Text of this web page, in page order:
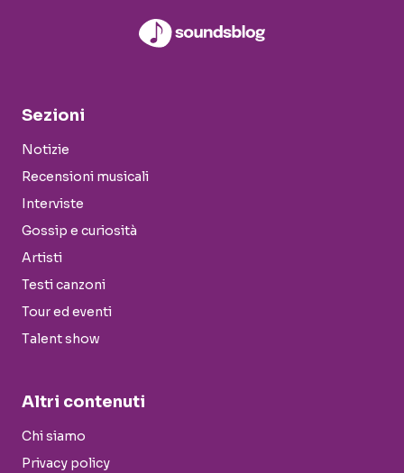
Sezioni
Notizie
Recensioni musicali
Interviste
Gossip e curiosità
Artisti
Testi canzoni
Tour ed eventi
Talent show
Altri contenuti
Chi siamo
Privacy policy